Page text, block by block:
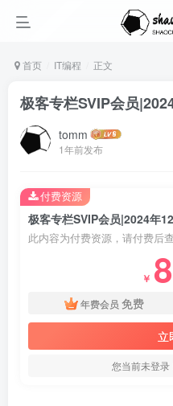
首页 IT编程 正文
极客专栏SVIP会员
tomm
1年前发布
极客专栏SVIP会员|2024年
此内容为付费资源，请付费后
￥
年费会员 免费
立
您当前未登
付费资源